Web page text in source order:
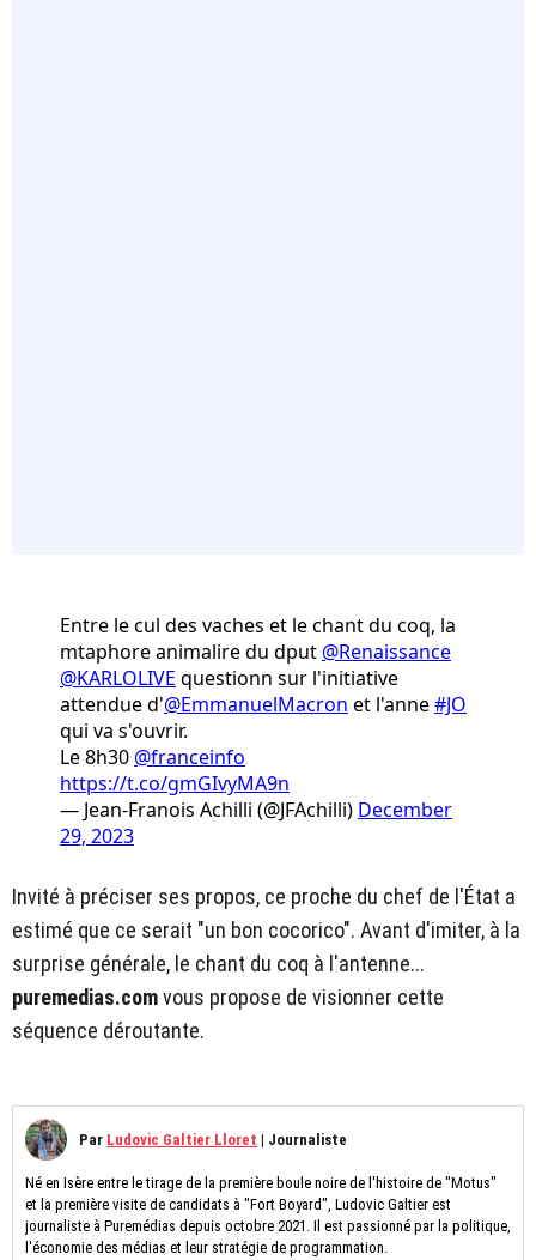
Entre le cul des vaches et le chant du coq, la
mtaphore animalire du dput @Renaissance
@KARLOLIVE questionn sur l'initiative
attendue d'@EmmanuelMacron et l'anne#JO
qui va s'ouvrir.
Le 8h30 @franceinfo
https://t.co/gmGIvyMA9n
— Jean-Franois Achilli (@JFAchilli) December
29, 2023
Invité à préciser ses propos, ce proche du chef de l'État a
estimé que ce serait "un bon cocorico". Avant d'imiter, à la
surprise générale, le chant du coq à l'antenne...
puremedias.comvous propose de visionner cette
séquence déroutante.
Par Ludovic Galtier Lloret | Journaliste
Né en Isère entre le tirage de la première boule noire de l'histoire de "Motus"
et la première visite de candidats à "Fort Boyard", Ludovic Galtier est
journaliste à Puremédias depuis octobre 2021. Il est passionné par la politique,
l'économie des médias et leur stratégie de programmation.